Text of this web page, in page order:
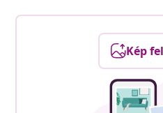
Kép